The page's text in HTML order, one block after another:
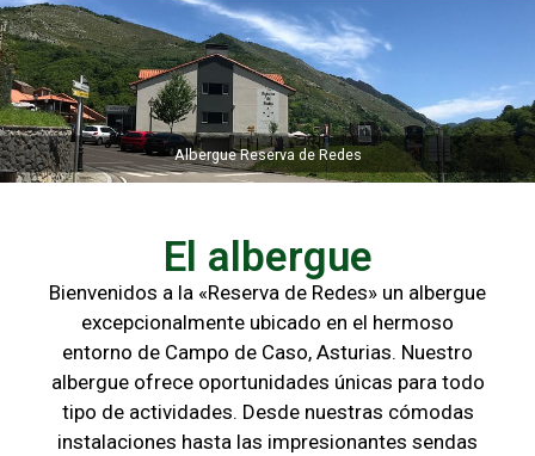
Albergue Reserva de Redes
El albergue
Bienvenidos a la «Reserva de Redes» un albergue
excepcionalmente ubicado en el hermoso
entorno de Campo de Caso, Asturias. Nuestro
albergue ofrece oportunidades únicas para todo
tipo de actividades. Desde nuestras cómodas
instalaciones hasta las impresionantes sendas